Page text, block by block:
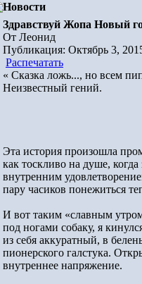
Новости
Здравствуй Жопа Новый
От Леонид
Публикация: Октябрь 3,
Распечатать
« Сказка ложь..., но всем
Неизвестный гений.
Эта история произошла
как тоскливо на душе,
внутренним
пару часиков понежиться
И вот таким «славным
под ногами собаку, я
из себя аккуратный, в
пионерского галстука.
внутреннее напряжение.